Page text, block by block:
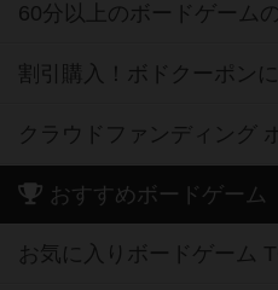
60分以上のボードゲーム
割引購入！ボドクーポン
クラウドファンディング
おすすめボードゲーム
お気に入りボードゲーム